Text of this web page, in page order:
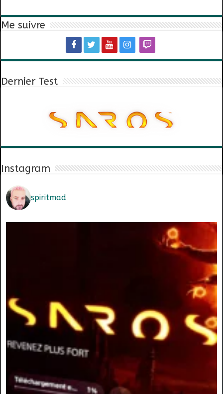
Me suivre
Dernier Test
Instagram
spiritmad